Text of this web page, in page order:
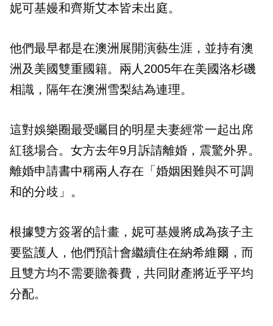
妮可基嫚和齊斯艾本皆未出庭。
他們最早都是在澳洲展開演藝生涯，並持有澳
洲及美國雙重國籍。兩人2005年在美國洛杉磯
相識，隔年在澳洲雪梨結為連理。
這對娛樂圈最受矚目的明星夫妻經常一起出席
紅毯場合。女方去年9月訴請離婚，震驚外界。
離婚申請書中稱兩人存在「婚姻困難與不可調
和的分歧」。
根據雙方簽署的計畫，妮可基嫚將成為孩子主
要監護人，他們預計會繼續住在納希維爾，而
且雙方均不需要贍養費，共同財產將近乎平均
分配。